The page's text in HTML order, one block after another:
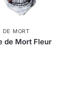
DE MORT
de Mort Fleur